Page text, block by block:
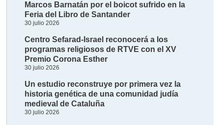
Marcos Barnatán por el boicot sufrido en la
Feria del Libro de Santander
30 julio 2026
Centro Sefarad-Israel reconocerá a los
programas religiosos de RTVE con el XV
Premio Corona Esther
30 julio 2026
Un estudio reconstruye por primera vez la
historia genética de una comunidad judía
medieval de Cataluña
30 julio 2026